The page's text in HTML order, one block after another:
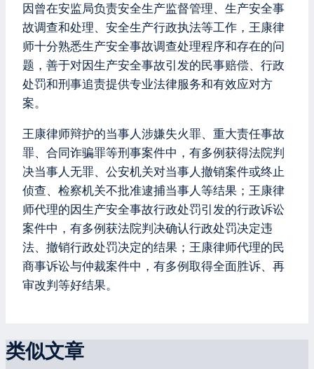
因曾在安监局负责安全生产监督管理、生产安全事
故调查和处理、安全生产行政执法等工作，王康律
师十分熟悉生产安全事故调查处理程序和存在的问
题，善于对因生产安全事故引发的民事赔偿、行政
处罚和刑事追责提供专业法律服务和有效应对方
案。
王康律师辩护的当事人涉嫌失火罪、重大责任事故
罪、合同诈骗罪等刑事案件中，有多例获得法院判
决当事人无罪、公安机关对当事人撤销案件或终止
侦查、检察机关不批准逮捕当事人等结果；王康律
师代理的因生产安全事故行政处罚引发的行政诉讼
案件中，有多例获法院判决确认行政处罚决定违
法、撤销行政处罚决定的结果；王康律师代理的民
商事诉讼与仲裁案件中，有多例取得全面胜诉、再
审改判等好结果。
类似文章